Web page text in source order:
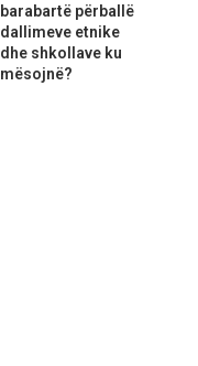
barabartë përballë
dallimeve etnike
dhe shkollave ku
mësojnë?